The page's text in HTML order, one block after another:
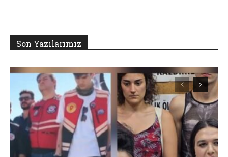
Son Yazılarımız